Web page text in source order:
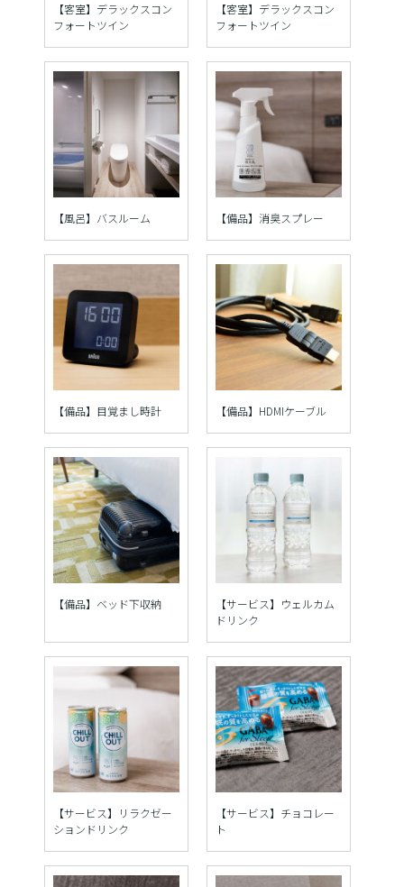
【客室】デラックスコン
フォートツイン
【客室】デラックスコン
フォートツイン
【風呂】バスルーム 【備品】消臭スプレー
【備品】目覚まし時計 【備品】HDMIケーブル
【備品】ベッド下収納
【サービス】ウェルカム
ドリンク
【サービス】リラクゼー
ションドリンク
【サービス】チョコレー
ト